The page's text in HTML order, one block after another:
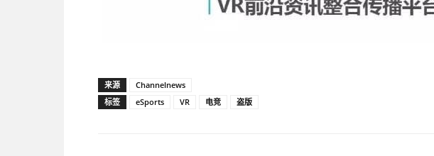
来源
Channelnews
标签
eSports VR 电竞 盗版